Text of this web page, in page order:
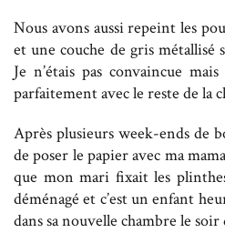
Nous avons aussi repeint les
et une couche de gris
Je n’étais pas convaincue
parfaitement avec le reste de la
Après plusieurs week-ends de
de poser le papier avec ma
que mon mari fixait les
déménagé et c’est un enfant
dans sa nouvelle chambre le soir